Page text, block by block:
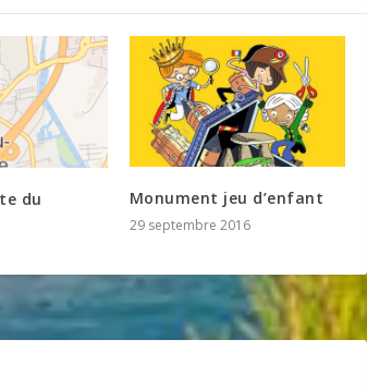
du
Monument jeu d’enfant
29 septembre 2016